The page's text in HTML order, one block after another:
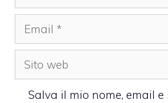
Email
Sito
web
Salva il mio nome, email e